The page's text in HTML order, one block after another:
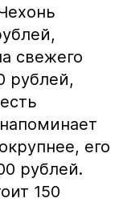
свежего
рублей,
его
рублей.
150